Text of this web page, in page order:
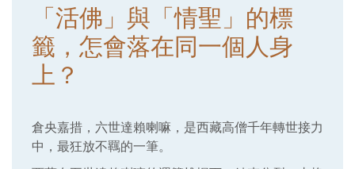
「活佛」與「情聖」的標
籤，怎會落在同一個人身
上？
倉央嘉措，六世達賴喇嘛，是西藏高僧千年轉世接力
中，最狂放不羈的一筆。